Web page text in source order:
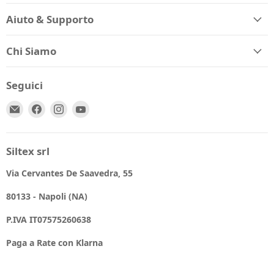
Aiuto & Supporto
Chi Siamo
Seguici
Email
Trovaci Trovaci
Siltex srl
Via Cervantes De Saavedra, 55
80133 - Napoli (NA)
P.IVA IT07575260638
Paga a Rate con Klarna